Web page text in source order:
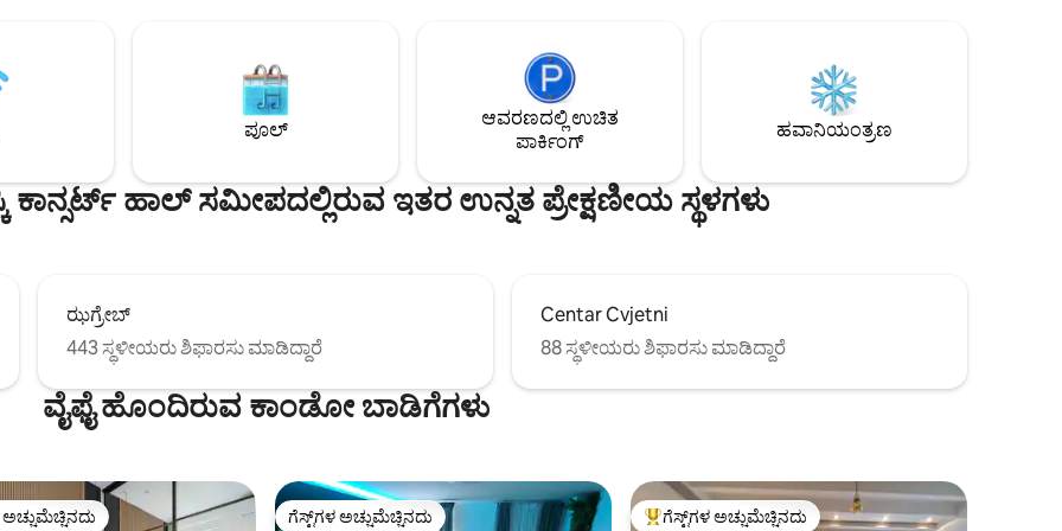
ಕಾರಣದಿಂದಾಗಿ ನೀವು ನನ್ನ ಸ್ಥಳವನ್ನು
ದಂಪತಿಗಳು, ಏಕಾಂಗಿ ಸಾಹಸಿಗರು,
ಮತ್ತು ಕುಟುಂಬಗಳಿಗೆ ನನ್ನ
ನಿಮ್ಮ ಹೋಸ್ಟ್ ಆಗಿರುವುದಕ್ಕೆ
ನಿಮಿಷಗಳ ವಾಕಿಂಗ್ ಅಂತರದಲ್ಲಿದೆ. ನೆರೆಹೊರೆಯು
ಸಾಕಷ್ಟು ಉದ್ಯಾನವನಗಳು, ಉತ್ತಮ ಕಾಫಿ ಮನೆಗಳು
ಮತ್ತು ರೆಸ್ಟೋರೆಂಟ್‌ಗಳೊಂದಿಗೆ ತುಂಬಾ
ಶಾಂತಿಯುತವಾಗಿದೆ. ನನ್ನ ಸ್ಥಳಕ್ಕೆ ಸುಸ್ವಾಗತ ಮತ್ತು
ಅದ್ಭುತ ವಾಸ್ತವ್ಯವನ್ನು ಆನಂದಿಸಿ ಮತ್ತು ಸುಂದರವಾದ
ಸುರಕ್ಷಿತವಾಗಿ ಬಿಡಬಹುದು, ಅದು ಆರಾಮದಾಯಕ
ಪ್ರೈವೇಟ್ ಟೆರೇಸ್‌ನೊಂದಿಗೆ ನಮ್ಮನ್ನು ಪ್ರತ್ಯೇಕಿಸುತ್ತದೆ.
ಬಾತ್‌ರೂಮ್ ನೆಲದ ತಾಪನ, (N)ಎಸ್ಪ್ರೆಸೊ ಯಂತ್ರ
ಮತ್ತು ಶೈಲಿಯಲ್ಲಿ ನಿಮ್ಮ ವಾಸ್ತವ್ಯಕ್ಕೆ ಉತ್ತಮ ಚಹಾಗಳು.
ಪೂಲ್
ಆವರಣದಲ್ಲಿ ಉಚಿತ
ಪಾರ್ಕಿಂಗ್
ಹವಾನಿಯಂತ್ರಣ
ಕಾನ್ಸರ್ಟ್ ಹಾಲ್ ಸಮೀಪದಲ್ಲಿರುವ ಇತರ ಉನ್ನತ ಪ್ರೇಕ್ಷಣೀಯ ಸ್ಥಳಗಳು
ಝಗ್ರೇಬ್
443 ಸ್ಥಳೀಯರು ಶಿಫಾರಸು ಮಾಡಿದ್ದಾರೆ
Centar Cvjetni
88 ಸ್ಥಳೀಯರು ಶಿಫಾರಸು ಮಾಡಿದ್ದಾರೆ
ವೈಫೈ ಹೊಂದಿರುವ ಕಾಂಡೋ ಬಾಡಿಗೆಗಳು
ಗೆಸ್ಟ್‌ಗಳ ಅಚ್ಚುಮೆಚ್ಚಿನದು ಗೆಸ್ಟ್‌ಗಳ ಅಚ್ಚುಮೆಚ್ಚಿನದು